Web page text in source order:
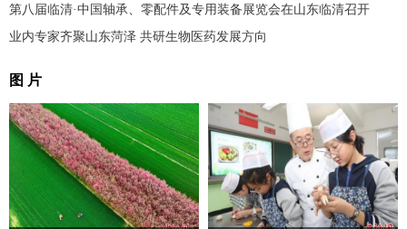
第八届临清·中国轴承、零配件及专用装备展览会在山东临清召开
业内专家齐聚山东菏泽 共研生物医药发展方向
图 片